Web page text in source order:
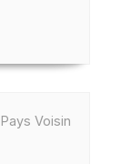
Pays Voisin